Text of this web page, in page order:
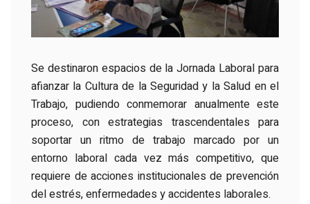
Se destinaron espacios de la Jornada Laboral para
afianzar la Cultura de la Seguridad y la Salud en el
Trabajo, pudiendo conmemorar anualmente este
proceso, con estrategias trascendentales para
soportar un ritmo de trabajo marcado por un
entorno laboral cada vez más competitivo, que
requiere de acciones institucionales de prevención
del estrés, enfermedades y accidentes laborales.